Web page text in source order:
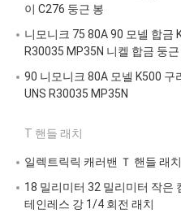
이 C276 둥근 봉
니모니크 75 80A 90 모넬 합금
R30035 MP35N 니켈 합금 둥근
90 니모니크 80A 모넬 K500 구
UNS R30035 MP35N
T 핸들 래치
일렉트릭릭 캐러밴 Ｔ 핸들 래
18 밀리미터 32 밀리미터 작은
테인레스 강 1/4 회전 래치